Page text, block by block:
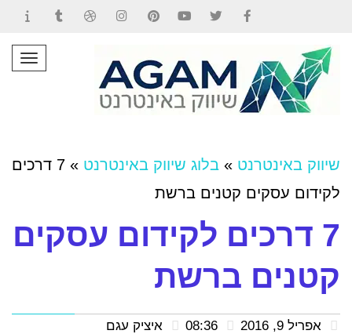
שיווק באינטרנט » בלוג שיווק באינטרנט »
7 דרכים
לקידום עסקים קטנים ברשת
7 דרכים לקידום עסקים
קטנים ברשת
אפריל 9, 2016 איציק עגם